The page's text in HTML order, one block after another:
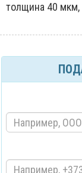
толщина 40 мкм,